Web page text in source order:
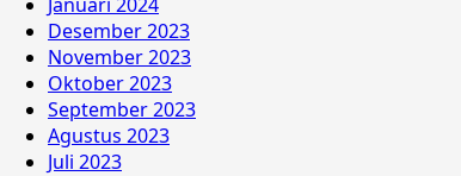
Desember 2023
November 2023
Oktober 2023
September 2023
Agustus 2023
Juli 2023